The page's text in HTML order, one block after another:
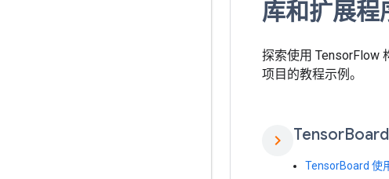
库和扩展程
探索使用 TensorFlow
项目的教程示例。
chevron_right TensorBoard
TensorBoard 使